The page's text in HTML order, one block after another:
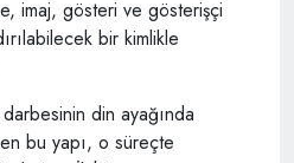
imaj, gösteri ve gösterişçi
bir kimlikle
din ayağında
bu yapı, o süreçte